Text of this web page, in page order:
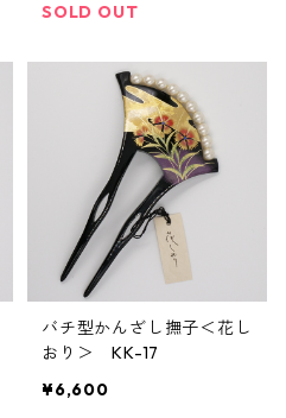
SOLD OUT
バチ型かんざし撫子＜花し
おり＞ KK-17
¥6,600